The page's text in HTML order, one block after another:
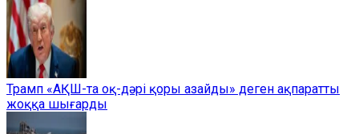
Трамп «АҚШ-та оқ-дәрі қоры азайды» деген ақпаратты
жоққа шығарды